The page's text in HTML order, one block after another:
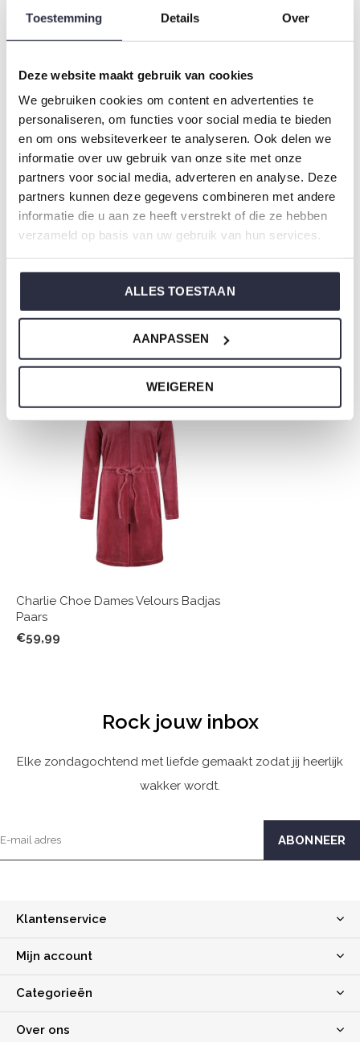
Toestemming Details Over
Deze website maakt gebruik van cookies
We gebruiken cookies om content en advertenties te
personaliseren, om functies voor social media te bieden
en om ons websiteverkeer te analyseren. Ook delen we
informatie over uw gebruik van onze site met onze
partners voor social media, adverteren en analyse. Deze
partners kunnen deze gegevens combineren met andere
informatie die u aan ze heeft verstrekt of die ze hebben
verzameld op basis van uw gebruik van hun services.
ALLES TOESTAAN
AANPASSEN
WEIGEREN
Type:Pyjama's
Geslacht: Dames
Samenstelling: 80% Cotton/ 20% Polyester
Artikelnummer: O57149-38
De nachtkleding van Charlie Choe is gemaakt van
heerlijke zachte stoffen en heeft een perfecte pasvorm.
Weet je niet zo goed welke maat je moet kiezen van onze
Klik danhiervoor de maattabel van Charlie Choe.
Om niet te vergeten
Charlie Choe Dames Velours Badjas
Paars
€59,99
Rock jouw inbox
Elke zondagochtend met liefde gemaakt zodat jij heerlijk
wakker wordt.
Klantenservice
Mijn account
Categorieën
Over ons